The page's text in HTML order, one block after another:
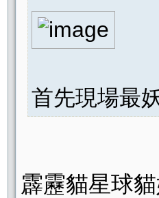
首先現場最
霹靂貓星球貓